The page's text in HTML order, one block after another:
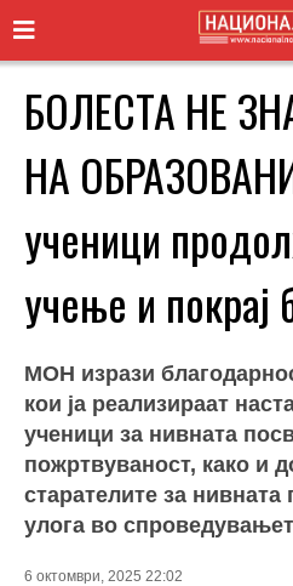
БОЛЕСТА НЕ
НА
ученици
учење и покрај
МОН изрази
кои ја реализираат
ученици за нивната
пожртвуваност, како и
старателите за
улога во
6 октомври, 2025 22:02